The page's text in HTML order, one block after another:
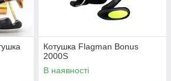
Котушка Flagman Bonus
2000S
В наявності